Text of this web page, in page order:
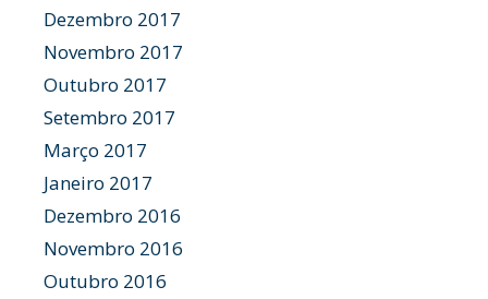
Dezembro 2017
Novembro 2017
Outubro 2017
Setembro 2017
Março 2017
Janeiro 2017
Dezembro 2016
Novembro 2016
Outubro 2016